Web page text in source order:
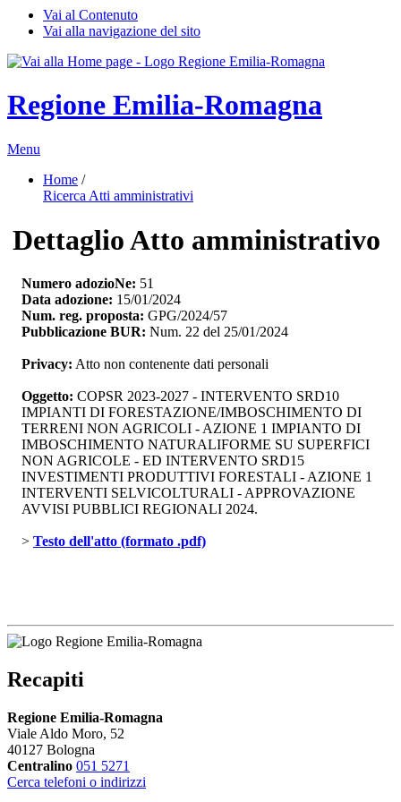
Vai al Contenuto
Vai alla navigazione del sito
Regione Emilia-Romagna
Menu
Home /
Ricerca Atti amministrativi
Dettaglio Atto amministrativo
Numero adozioNe: 51
Data adozione: 15/01/2024
Num. reg. proposta: GPG/2024/57
Pubblicazione BUR: Num. 22 del 25/01/2024
Privacy: Atto non contenente dati personali
Oggetto: COPSR 2023-2027 - INTERVENTO SRD10
IMPIANTI DI FORESTAZIONE/IMBOSCHIMENTO DI
TERRENI NON AGRICOLI - AZIONE 1 IMPIANTO DI
IMBOSCHIMENTO NATURALIFORME SU SUPERFICI
NON AGRICOLE - ED INTERVENTO SRD15
INVESTIMENTI PRODUTTIVI FORESTALI - AZIONE 1
INTERVENTI SELVICOLTURALI - APPROVAZIONE
AVVISI PUBBLICI REGIONALI 2024.
> Testo dell'atto (formato .pdf)
Recapiti
Regione Emilia-Romagna
Viale Aldo Moro, 52
40127 Bologna
Centralino 051 5271
Cerca telefoni o indirizzi